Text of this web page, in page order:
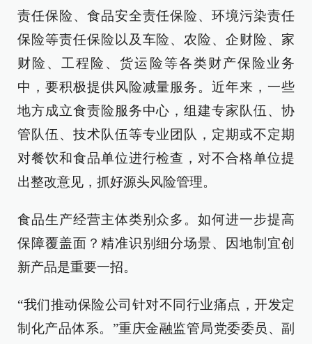
责任保险、食品安全责任保险、环境污染责任
保险等责任保险以及车险、农险、企财险、家
财险、工程险、货运险等各类财产保险业务
中，要积极提供风险减量服务。近年来，一些
地方成立食责险服务中心，组建专家队伍、协
管队伍、技术队伍等专业团队，定期或不定期
对餐饮和食品单位进行检查，对不合格单位提
出整改意见，抓好源头风险管理。
食品生产经营主体类别众多。如何进一步提高
保障覆盖面？精准识别细分场景、因地制宜创
新产品是重要一招。
“我们推动保险公司针对不同行业痛点，开发定
制化产品体系。”重庆金融监管局党委委员、副